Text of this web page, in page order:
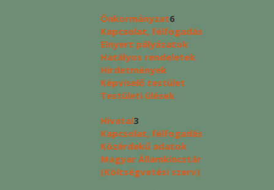
Önkormányzat6
Kapcsolat, félfogadás
Elnyert pályázatok
Hatályos rendeletek
Hirdetmények
Képviselő testület
Testületi ülések
Hivatal3
Kapcsolat, félfogadás
Közérdekű adatok
Magyar Államkincstár
(Költségvetési szerv)